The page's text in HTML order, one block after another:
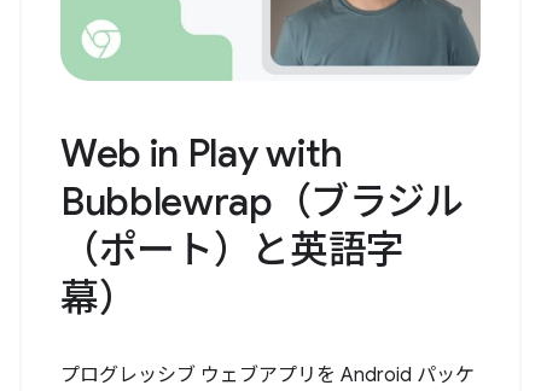
Web in Play with
Bubblewrap（ブラジル
（ポート）と英語字
幕）
プログレッシブ ウェブアプリを Android パッケ